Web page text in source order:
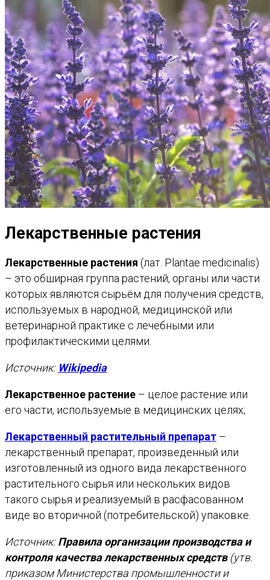
Лекарственные растения
Лекарственные растения (лат. Plantae medicinalis)
– это обширная группа растений, органы или части
которых являются сырьём для получения средств,
используемых в народной, медицинской или
ветеринарной практике с лечебными или
профилактическими целями.
Источник: Wikipedia
Лекарственное растение – целое растение или
его части, используемые в медицинских целях;
Лекарственный растительный препарат –
лекарственный препарат, произведенный или
изготовленный из одного вида лекарственного
растительного сырья или нескольких видов
такого сырья и реализуемый в расфасованном
виде во вторичной (потребительской) упаковке.
Источник:Правила организации производства и
контроля качества лекарственных средств(утв.
приказом Министерства промышленности и